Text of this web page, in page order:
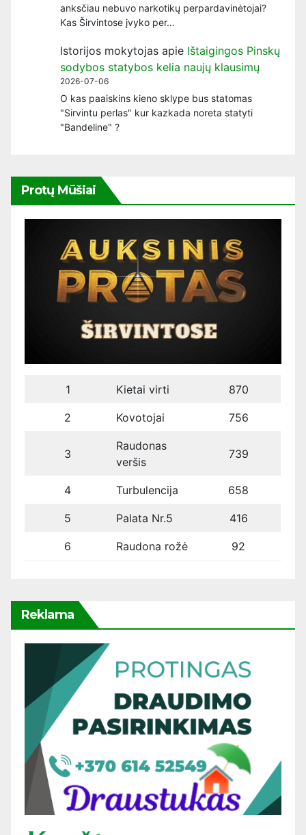
anksčiau nebuvo narkotikų perpardavinėtojai?
Kas Širvintose įvyko per…
Istorijos mokytojas apie Ištaigingos Pinskų
sodybos statybos kelia naujų klausimų
2026-07-06
O kas paaiskins kieno sklype bus statomas
"Sirvintu perlas" kur kazkada noreta statyti
"Bandeline" ?
Protų Mūšiai
1 Kietai virti 870
2 Kovotojai 756
3
Raudonas
veršis
739
4 Turbulencija 658
5 Palata Nr.5 416
6 Raudona rožė 92
Reklama